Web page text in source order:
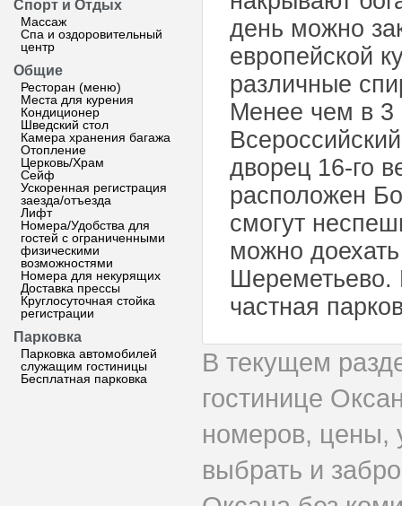
Спорт и Отдых
Массаж
Спа и оздоровительный
центр
Общие
Ресторан (меню)
Места для курения
Кондиционер
Шведский стол
Камера хранения багажа
Отопление
Церковь/Храм
Сейф
Ускоренная регистрация
заезда/отъезда
Лифт
Номера/Удобства для
гостей с ограниченными
физическими
возможностями
Номера для некурящих
Доставка прессы
Круглосуточная стойка
регистрации
Парковка
Парковка автомобилей
служащим гостиницы
Бесплатная парковка
день можно
европейской
различные
Менее чем в 3
дворец 16-го
расположен
смогут
можно
Шереметьево.
частная
В текущем
гостинице
номеров, цены,
выбрать и